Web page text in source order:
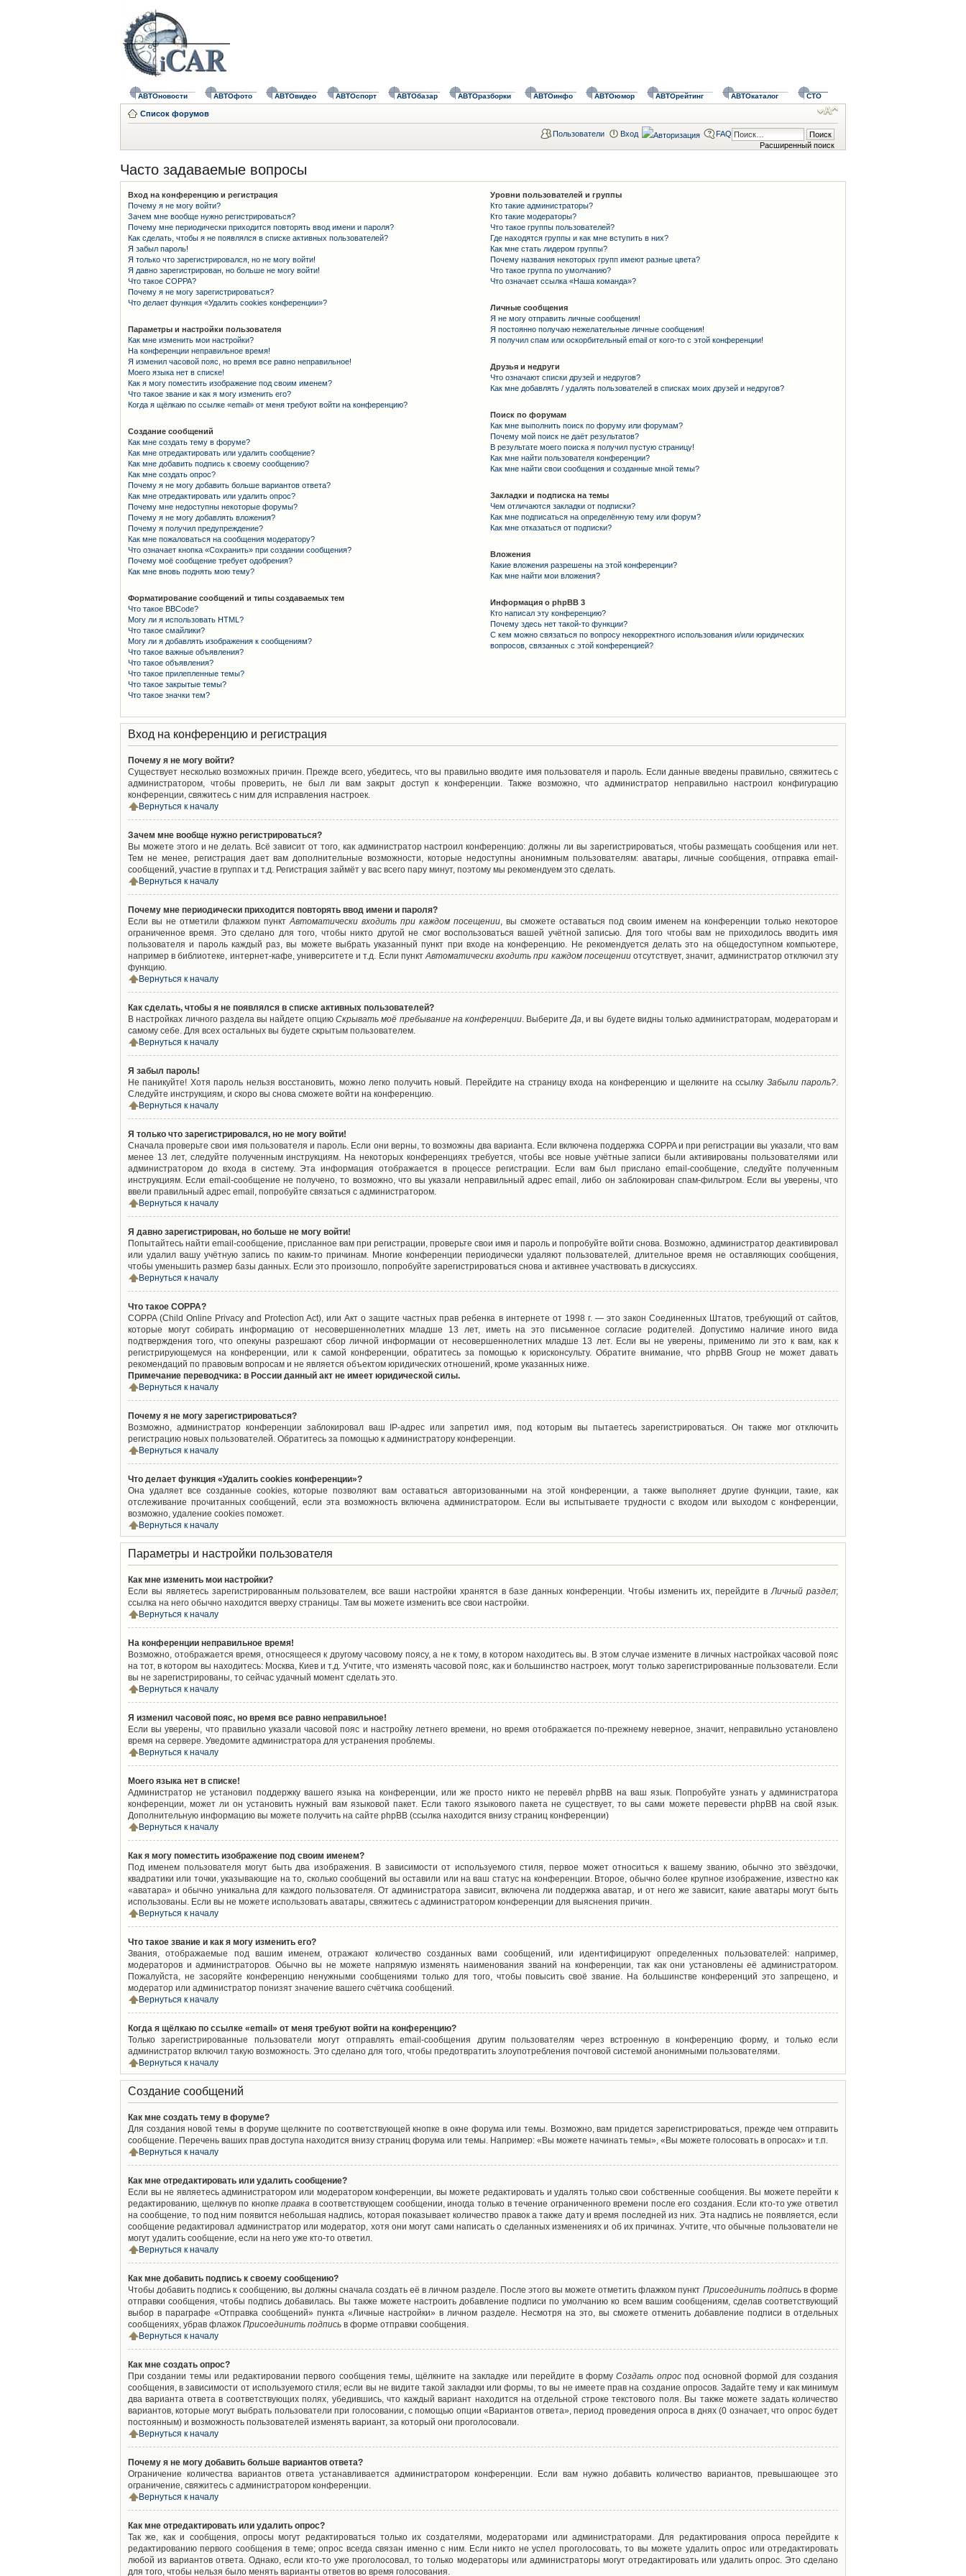
АВТОновости АВТОфото АВТОвидео АВТОспорт АВТОбазар АВТОразборки АВТОинфо АВТОюмор АВТОрейтинг АВТОкаталог СТО
Список форумов
Расширенный поиск
Пользователи Вход FAQ
Часто задаваемые вопросы
Вход на конференцию и регистрация
Почему я не могу войти?
Зачем мне вообще нужно регистрироваться?
Почему мне периодически приходится повторять ввод имени и пароля?
Как сделать, чтобы я не появлялся в списке активных пользователей?
Я забыл пароль!
Я только что зарегистрировался, но не могу войти!
Я давно зарегистрирован, но больше не могу войти!
Что такое COPPA?
Почему я не могу зарегистрироваться?
Что делает функция «Удалить cookies конференции»?
Параметры и настройки пользователя
Как мне изменить мои настройки?
На конференции неправильное время!
Я изменил часовой пояс, но время все равно неправильное!
Моего языка нет в списке!
Как я могу поместить изображение под своим именем?
Что такое звание и как я могу изменить его?
Когда я щёлкаю по ссылке «email» от меня требуют войти на конференцию?
Создание сообщений
Как мне создать тему в форуме?
Как мне отредактировать или удалить сообщение?
Как мне добавить подпись к своему сообщению?
Как мне создать опрос?
Почему я не могу добавить больше вариантов ответа?
Как мне отредактировать или удалить опрос?
Почему мне недоступны некоторые форумы?
Почему я не могу добавлять вложения?
Почему я получил предупреждение?
Как мне пожаловаться на сообщения модератору?
Что означает кнопка «Сохранить» при создании сообщения?
Почему моё сообщение требует одобрения?
Как мне вновь поднять мою тему?
Форматирование сообщений и типы создаваемых тем
Что такое BBCode?
Могу ли я использовать HTML?
Что такое смайлики?
Могу ли я добавлять изображения к сообщениям?
Что такое важные объявления?
Что такое объявления?
Что такое прилепленные темы?
Что такое закрытые темы?
Что такое значки тем?
Уровни пользователей и группы
Кто такие администраторы?
Кто такие модераторы?
Что такое группы пользователей?
Где находятся группы и как мне вступить в них?
Как мне стать лидером группы?
Почему названия некоторых групп имеют разные цвета?
Что такое группа по умолчанию?
Что означает ссылка «Наша команда»?
Личные сообщения
Я не могу отправить личные сообщения!
Я постоянно получаю нежелательные личные сообщения!
Я получил спам или оскорбительный email от кого-то с этой конференции!
Друзья и недруги
Что означают списки друзей и недругов?
Как мне добавлять / удалять пользователей в списках моих друзей и недругов?
Поиск по форумам
Как мне выполнить поиск по форуму или форумам?
Почему мой поиск не даёт результатов?
В результате моего поиска я получил пустую страницу!
Как мне найти пользователя конференции?
Как мне найти свои сообщения и созданные мной темы?
Закладки и подписка на темы
Чем отличаются закладки от подписки?
Как мне подписаться на определённую тему или форум?
Как мне отказаться от подписки?
Вложения
Какие вложения разрешены на этой конференции?
Как мне найти мои вложения?
Информация о phpBB 3
Кто написал эту конференцию?
Почему здесь нет такой-то функции?
С кем можно связаться по вопросу некорректного использования и/или юридических
вопросов, связанных с этой конференцией?
Вход на конференцию и регистрация
Почему я не могу войти?
Существует несколько возможных причин. Прежде всего, убедитесь, что вы правильно вводите имя пользователя и пароль. Если данные введены правильно, свяжитесь с
администратором, чтобы проверить, не был ли вам закрыт доступ к конференции. Также возможно, что администратор неправильно настроил конфигурацию
конференции, свяжитесь с ним для исправления настроек.
Вернуться к началу
Зачем мне вообще нужно регистрироваться?
Вы можете этого и не делать. Всё зависит от того, как администратор настроил конференцию: должны ли вы зарегистрироваться, чтобы размещать сообщения или нет.
Тем не менее, регистрация дает вам дополнительные возможности, которые недоступны анонимным пользователям: аватары, личные сообщения, отправка email-
сообщений, участие в группах и т.д. Регистрация займёт у вас всего пару минут, поэтому мы рекомендуем это сделать.
Вернуться к началу
Почему мне периодически приходится повторять ввод имени и пароля?
Если вы не отметили флажком пунктАвтоматически входить при каждом посещении, вы сможете оставаться под своим именем на конференции только некоторое
ограниченное время. Это сделано для того, чтобы никто другой не смог воспользоваться вашей учётной записью. Для того чтобы вам не приходилось вводить имя
пользователя и пароль каждый раз, вы можете выбрать указанный пункт при входе на конференцию. Не рекомендуется делать это на общедоступном компьютере,
например в библиотеке, интернет-кафе, университете и т.д. Если пунктАвтоматически входить при каждом посещенииотсутствует, значит, администратор отключил эту
функцию.
Вернуться к началу
Как сделать, чтобы я не появлялся в списке активных пользователей?
В настройках личного раздела вы найдете опцию Скрывать моё пребывание на конференции. ВыберитеДа, и вы будете видны только администраторам, модераторам и
самому себе. Для всех остальных вы будете скрытым пользователем.
Вернуться к началу
Я забыл пароль!
Не паникуйте! Хотя пароль нельзя восстановить, можно легко получить новый. Перейдите на страницу входа на конференцию и щелкните на ссылку Забыли пароль?.
Следуйте инструкциям, и скоро вы снова сможете войти на конференцию.
Вернуться к началу
Я только что зарегистрировался, но не могу войти!
Сначала проверьте свои имя пользователя и пароль. Если они верны, то возможны два варианта. Если включена поддержка COPPA и при регистрации вы указали, что вам
менее 13 лет, следуйте полученным инструкциям. На некоторых конференциях требуется, чтобы все новые учётные записи были активированы пользователями или
администратором до входа в систему. Эта информация отображается в процессе регистрации. Если вам был прислано email-сообщение, следуйте полученным
инструкциям. Если email-сообщение не получено, то возможно, что вы указали неправильный адрес email, либо он заблокирован спам-фильтром. Если вы уверены, что
ввели правильный адрес email, попробуйте связаться с администратором.
Вернуться к началу
Я давно зарегистрирован, но больше не могу войти!
Попытайтесь найти email-сообщение, присланное вам при регистрации, проверьте свои имя и пароль и попробуйте войти снова. Возможно, администратор деактивировал
или удалил вашу учётную запись по каким-то причинам. Многие конференции периодически удаляют пользователей, длительное время не оставляющих сообщения,
чтобы уменьшить размер базы данных. Если это произошло, попробуйте зарегистрироваться снова и активнее участвовать в дискуссиях.
Вернуться к началу
Что такое COPPA?
COPPA (Child Online Privacy and Protection Act), или Акт о защите частных прав ребенка в интернете от 1998 г. — это закон Соединенных Штатов, требующий от сайтов,
которые могут собирать информацию от несовершеннолетних младше 13 лет, иметь на это письменное согласие родителей. Допустимо наличие иного вида
подтверждения того, что опекуны разрешают сбор личной информации от несовершеннолетних младше 13 лет. Если вы не уверены, применимо ли это к вам, как к
регистрирующемуся на конференции, или к самой конференции, обратитесь за помощью к юрисконсульту. Обратите внимание, что phpBB Group не может давать
рекомендаций по правовым вопросам и не является объектом юридических отношений, кроме указанных ниже.
Примечание переводчика: в России данный акт не имеет юридической силы.
Вернуться к началу
Почему я не могу зарегистрироваться?
Возможно, администратор конференции заблокировал ваш IP-адрес или запретил имя, под которым вы пытаетесь зарегистрироваться. Он также мог отключить
регистрацию новых пользователей. Обратитесь за помощью к администратору конференции.
Вернуться к началу
Что делает функция «Удалить cookies конференции»?
Она удаляет все созданные cookies, которые позволяют вам оставаться авторизованными на этой конференции, а также выполняет другие функции, такие, как
отслеживание прочитанных сообщений, если эта возможность включена администратором. Если вы испытываете трудности с входом или выходом с конференции,
возможно, удаление cookies поможет.
Вернуться к началу
Параметры и настройки пользователя
Как мне изменить мои настройки?
Если вы являетесь зарегистрированным пользователем, все ваши настройки хранятся в базе данных конференции. Чтобы изменить их, перейдите вЛичный раздел;
ссылка на него обычно находится вверху страницы. Там вы можете изменить все свои настройки.
Вернуться к началу
На конференции неправильное время!
Возможно, отображается время, относящееся к другому часовому поясу, а не к тому, в котором находитесь вы. В этом случае измените в личных настройках часовой пояс
на тот, в котором вы находитесь: Москва, Киев и т.д. Учтите, что изменять часовой пояс, как и большинство настроек, могут только зарегистрированные пользователи. Если
вы не зарегистрированы, то сейчас удачный момент сделать это.
Вернуться к началу
Я изменил часовой пояс, но время все равно неправильное!
Если вы уверены, что правильно указали часовой пояс и настройку летнего времени, но время отображается по-прежнему неверное, значит, неправильно установлено
время на сервере. Уведомите администратора для устранения проблемы.
Вернуться к началу
Моего языка нет в списке!
Администратор не установил поддержку вашего языка на конференции, или же просто никто не перевёл phpBB на ваш язык. Попробуйте узнать у администратора
конференции, может ли он установить нужный вам языковой пакет. Если такого языкового пакета не существует, то вы сами можете перевести phpBB на свой язык.
Дополнительную информацию вы можете получить на сайте phpBB (ссылка находится внизу страниц конференции)
Вернуться к началу
Как я могу поместить изображение под своим именем?
Под именем пользователя могут быть два изображения. В зависимости от используемого стиля, первое может относиться к вашему званию, обычно это звёздочки,
квадратики или точки, указывающие на то, сколько сообщений вы оставили или на ваш статус на конференции. Второе, обычно более крупное изображение, известно как
«аватара» и обычно уникальна для каждого пользователя. От администратора зависит, включена ли поддержка аватар, и от него же зависит, какие аватары могут быть
использованы. Если вы не можете использовать аватары, свяжитесь с администратором конференции для выяснения причин.
Вернуться к началу
Что такое звание и как я могу изменить его?
Звания, отображаемые под вашим именем, отражают количество созданных вами сообщений, или идентифицируют определенных пользователей: например,
модераторов и администраторов. Обычно вы не можете напрямую изменять наименования званий на конференции, так как они установлены её администратором.
Пожалуйста, не засоряйте конференцию ненужными сообщениями только для того, чтобы повысить своё звание. На большинстве конференций это запрещено, и
модератор или администратор понизят значение вашего счётчика сообщений.
Вернуться к началу
Когда я щёлкаю по ссылке «email» от меня требуют войти на конференцию?
Только зарегистрированные пользователи могут отправлять email-сообщения другим пользователям через встроенную в конференцию форму, и только если
администратор включил такую возможность. Это сделано для того, чтобы предотвратить злоупотребления почтовой системой анонимными пользователями.
Вернуться к началу
Создание сообщений
Как мне создать тему в форуме?
Для создания новой темы в форуме щелкните по соответствующей кнопке в окне форума или темы. Возможно, вам придется зарегистрироваться, прежде чем отправить
сообщение. Перечень ваших прав доступа находится внизу страниц форума или темы. Например: «Вы можете начинать темы», «Вы можете голосовать в опросах» и т.п.
Вернуться к началу
Как мне отредактировать или удалить сообщение?
Если вы не являетесь администратором или модератором конференции, вы можете редактировать и удалять только свои собственные сообщения. Вы можете перейти к
редактированию, щелкнув по кнопкеправка в соответствующем сообщении, иногда только в течение ограниченного времени после его создания. Если кто-то уже ответил
на сообщение, то под ним появится небольшая надпись, которая показывает количество правок а также дату и время последней из них. Эта надпись не появляется, если
сообщение редактировал администратор или модератор, хотя они могут сами написать о сделанных изменениях и об их причинах. Учтите, что обычные пользователи не
могут удалить сообщение, если на него уже кто-то ответил.
Вернуться к началу
Как мне добавить подпись к своему сообщению?
Чтобы добавить подпись к сообщению, вы должны сначала создать её в личном разделе. После этого вы можете отметить флажком пункт Присоединить подписьв форме
отправки сообщения, чтобы подпись добавилась. Вы также можете настроить добавление подписи по умолчанию ко всем вашим сообщениям, сделав соответствующий
выбор в параграфе «Отправка сообщений» пункта «Личные настройки» в личном разделе. Несмотря на это, вы сможете отменить добавление подписи в отдельных
сообщениях, убрав флажок Присоединить подпись в форме отправки сообщения.
Вернуться к началу
Как мне создать опрос?
При создании темы или редактировании первого сообщения темы, щёлкните на закладке или перейдите в формуСоздать опроспод основной формой для создания
сообщения, в зависимости от используемого стиля; если вы не видите такой закладки или формы, то вы не имеете прав на создание опросов. Задайте тему и как минимум
два варианта ответа в соответствующих полях, убедившись, что каждый вариант находится на отдельной строке текстового поля. Вы также можете задать количество
вариантов, которые могут выбрать пользователи при голосовании, с помощью опции «Вариантов ответа», период проведения опроса в днях (0 означает, что опрос будет
постоянным) и возможность пользователей изменять вариант, за который они проголосовали.
Вернуться к началу
Почему я не могу добавить больше вариантов ответа?
Ограничение количества вариантов ответа устанавливается администратором конференции. Если вам нужно добавить количество вариантов, превышающее это
ограничение, свяжитесь с администратором конференции.
Вернуться к началу
Как мне отредактировать или удалить опрос?
Так же, как и сообщения, опросы могут редактироваться только их создателями, модераторами или администраторами. Для редактирования опроса перейдите к
редактированию первого сообщения в теме; опрос всегда связан именно с ним. Если никто не успел проголосовать, то вы можете удалить опрос или отредактировать
любой из вариантов ответа. Однако, если кто-то уже проголосовал, то только модераторы или администраторы могут отредактировать или удалить опрос. Это сделано
для того, чтобы нельзя было менять варианты ответов во время голосования.